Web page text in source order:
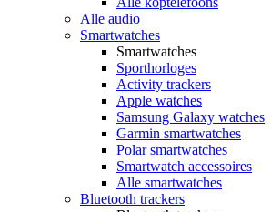
Alle audio
Smartwatches
Smartwatches
Sporthorloges
Activity trackers
Apple watches
Samsung Galaxy watches
Garmin smartwatches
Polar smartwatches
Smartwatch accessoires
Alle smartwatches
Bluetooth trackers